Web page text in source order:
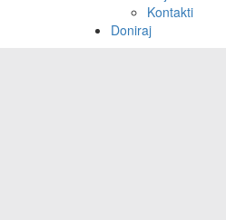
Kontakti
Doniraj